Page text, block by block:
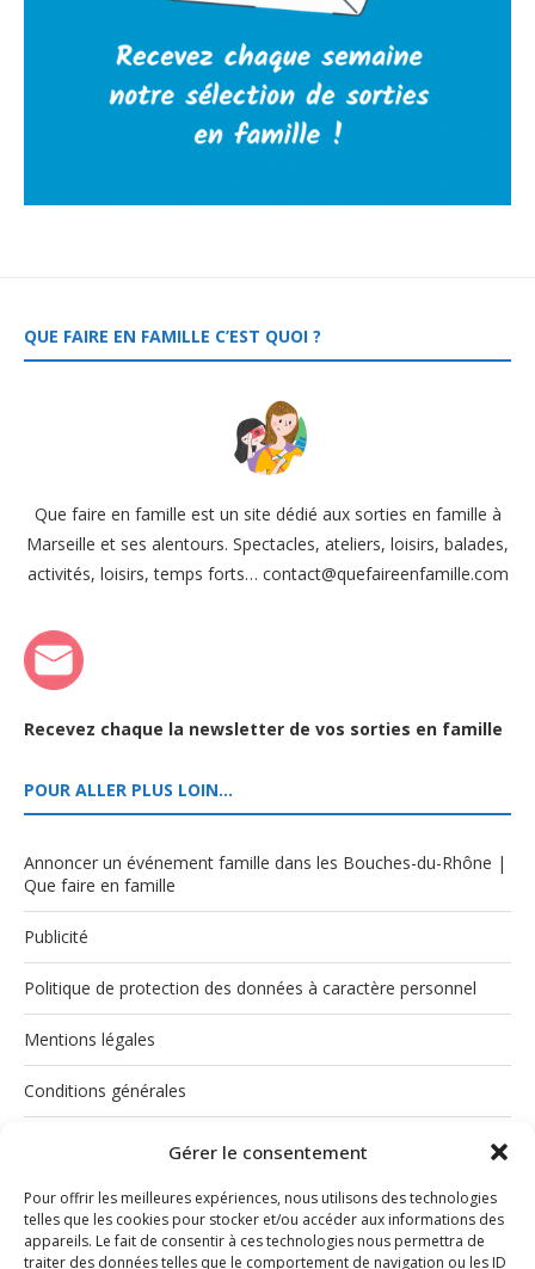
Gérer le consentement
Pour offrir les meilleures expériences, nous utilisons des technologies
telles que les cookies pour stocker et/ou accéder aux informations des
appareils. Le fait de consentir à ces technologies nous permettra de
traiter des données telles que le comportement de navigation ou les ID
QUE FAIRE EN FAMILLE C’EST QUOI ?
Que faire en famille est un site dédié aux sorties en famille à
Marseille et ses alentours. Spectacles, ateliers, loisirs, balades,
activités, loisirs, temps forts… contact@quefaireenfamille.com
Recevez chaque la newsletter de vos sorties en famille
POUR ALLER PLUS LOIN…
Annoncer un événement famille dans les Bouches-du-Rhône |
Que faire en famille
Publicité
Politique de protection des données à caractère personnel
Mentions légales
Conditions générales
Politique de cookies (UE)